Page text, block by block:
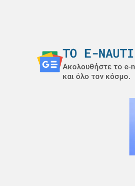
ΤΟ E-
Ακολουθήστε το e-
και όλο τον κόσμο.